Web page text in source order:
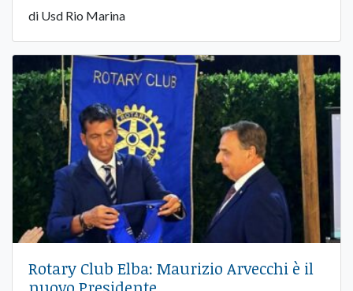
di Usd Rio Marina
Rotary Club Elba: Maurizio Arvecchi è il